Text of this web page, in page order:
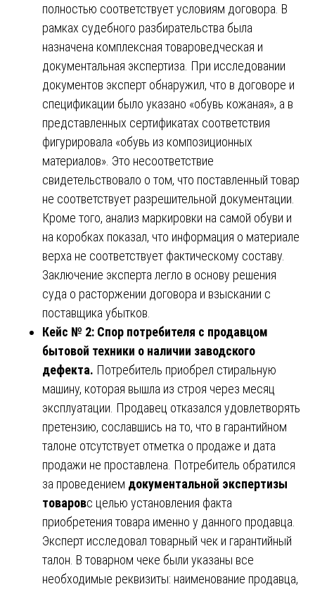
полностью соответствует условиям договора. В
рамках судебного разбирательства была
назначена комплексная товароведческая и
документальная экспертиза. При исследовании
документов эксперт обнаружил, что в договоре и
спецификации было указано «обувь кожаная», а в
представленных сертификатах соответствия
фигурировала «обувь из композиционных
материалов». Это несоответствие
свидетельствовало о том, что поставленный товар
не соответствует разрешительной документации.
Кроме того, анализ маркировки на самой обуви и
на коробках показал, что информация о материале
верха не соответствует фактическому составу.
Заключение эксперта легло в основу решения
суда о расторжении договора и взыскании с
поставщика убытков.
Кейс № 2: Спор потребителя с продавцом
бытовой техники о наличии заводского
дефекта. Потребитель приобрел стиральную
машину, которая вышла из строя через месяц
эксплуатации. Продавец отказался удовлетворять
претензию, сославшись на то, что в гарантийном
талоне отсутствует отметка о продаже и дата
продажи не проставлена. Потребитель обратился
за проведением документальной экспертизы
товаровс целью установления факта
приобретения товара именно у данного продавца.
Эксперт исследовал товарный чек и гарантийный
талон. В товарном чеке были указаны все
необходимые реквизиты: наименование продавца,